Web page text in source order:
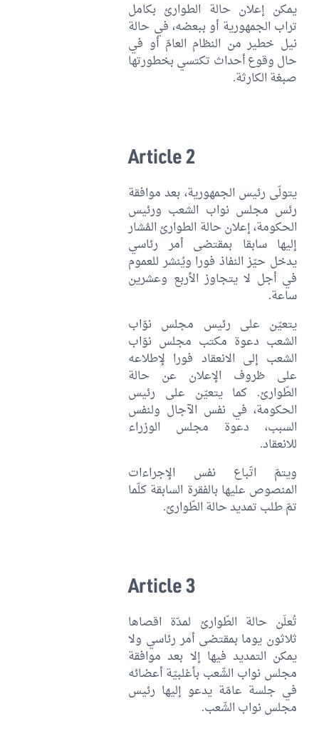
يمكن إعلان حالة الطوارئ بكامل
تراب الجمهورية أو ببعضه، في حالة
نيل خطير من النظام العامّ أو في
حال وقوع أحداث تكتسي بخطورتها
صبغة الكارثة.
Article 2
يتولّى رئيس الجمهورية، بعد موافقة
رئس مجلس نواب الشعب ورئيس
الحكومة، إعلان حالة الطوارئ المُشار
إليها سابقا بمقتضى أمر رئاسي
يدخل حيّز النفاذ فورا ويُنشر للعموم
في أجل لا يتجاوز الأربع وعشرين
ساعة.
يتعيّن على رئيس مجلس نوّاب
الشعب دعوة مكتب مجلس نوّاب
الشعب إلى الانعقاد فورا لإطلاعه
على ظروف الإعلان عن حالة
الطّوارئ. كما يتعيّن على رئيس
الحكومة، في نفس الآجال ولنفس
السبب، دعوة مجلس الوزراء
للانعقاد.
ويتمّ اتّباع نفس الإجراءات
المنصوص عليها بالفقرة السابقة كلّما
تمّ طلب تمديد حالة الطّوارئ.
Article 3
تُعلَن حالة الطّوارئ لمدّة اقصاها
ثلاثون يوما بمقتضى أمر رئاسي ولا
يمكن التمديد فيها إلا بعد موافقة
مجلس نواب الشّعب بأغلبيّة أعضائه
في جلسة عامّة يدعو إليها رئيس
مجلس نواب الشّعب.